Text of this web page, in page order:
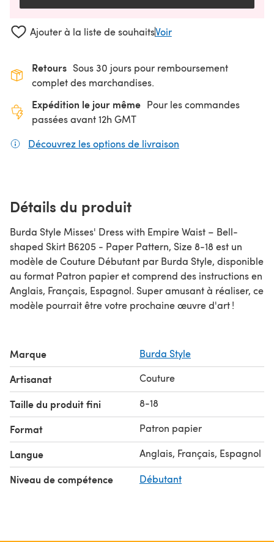
Ajouter à la liste de souhaitsVoir
Retours Sous 30 jours pour remboursement
complet des marchandises.
Expédition le jour même Pour les commandes
passées avant 12h GMT
Découvrez les options de livraison
Détails du produit
Burda Style Misses' Dress with Empire Waist – Bell-
shaped Skirt B6205 - Paper Pattern, Size 8-18 est un
modèle de Couture Débutant par Burda Style, disponible
au format Patron papier et comprend des instructions en
Anglais, Français, Espagnol. Super amusant à réaliser, ce
modèle pourrait être votre prochaine œuvre d'art !
Marque Burda Style
Artisanat Couture
Taille du produit fini 8-18
Format Patron papier
Langue Anglais, Français, Espagnol
Niveau de compétence Débutant